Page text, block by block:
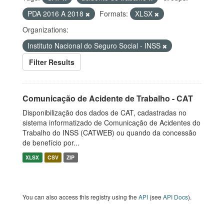
PDA 2016 A 2018
Formats:
XLSX
Organizations:
Instituto Nacional do Seguro Social - INSS
Filter Results
Comunicação de Acidente de Trabalho - CAT
Disponibilização dos dados de CAT, cadastradas no
sistema informatizado de Comunicação de Acidentes do
Trabalho do INSS (CATWEB) ou quando da concessão
de benefício por...
XLSX CSV ZIP
You can also access this registry using the API (see API Docs).